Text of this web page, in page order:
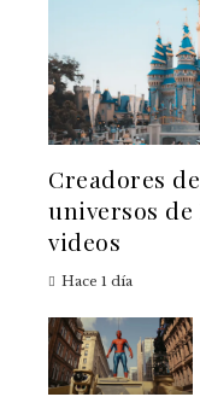
Creadores
universos de
videos
Hace 1 día